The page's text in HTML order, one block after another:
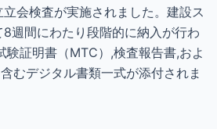
立会検査が実施されました。建設ス
週間にわたり段階的に納入が行わ
験証明書（MTC）,検査報告書,およ
むデジタル書類一式が添付されま